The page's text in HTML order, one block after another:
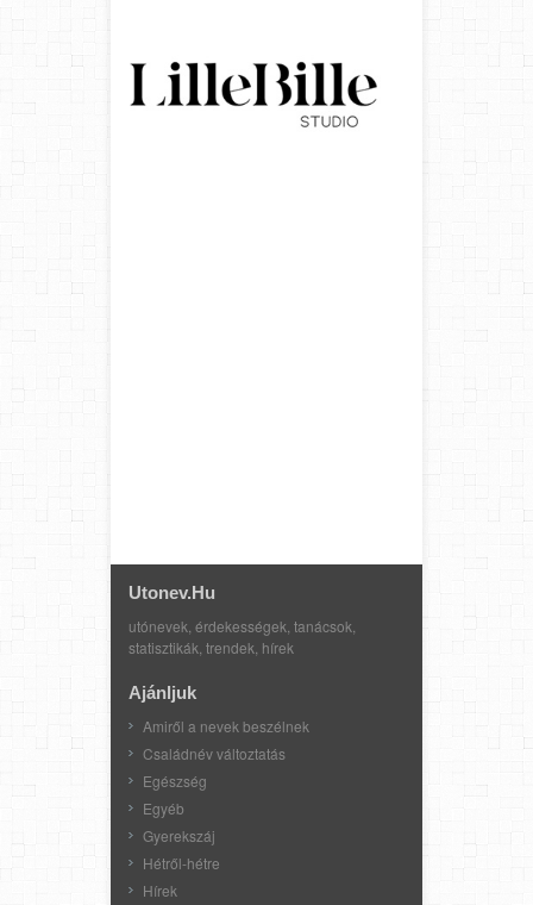
Utonev.hu
utónevek, érdekességek, tanácsok,
statisztikák, trendek, hírek
Ajánljuk
Amiről a nevek beszélnek
Családnév változtatás
Egészség
Egyéb
Gyerekszáj
Hétről-hétre
Hírek